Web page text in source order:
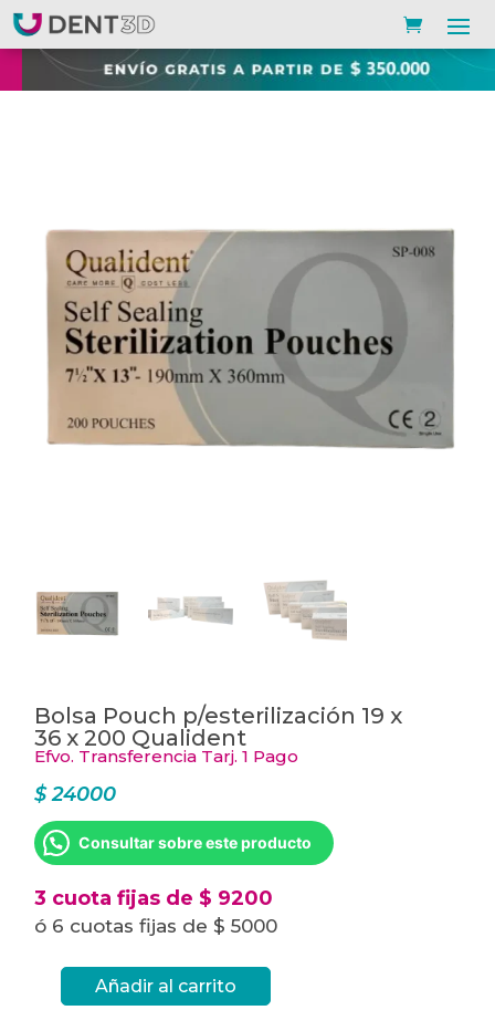
Bolsa Pouch p/esterilización 19 x
36 x 200 Qualident
Efvo. Transferencia Tarj. 1 Pago
$24000
Consultar sobre este producto
3 cuota fijas de $ 9200
ó 6 cuotas fijas de $ 5000
Pouch
Añadir al carrito